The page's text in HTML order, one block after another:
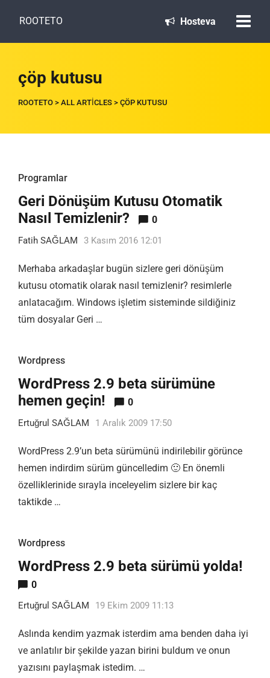
ROOTETO Hosteva
çöp kutusu
ROOTETO > ALL ARTICLES > ÇÖP KUTUSU
Programlar
Geri Dönüşüm Kutusu Otomatik
Nasıl Temizlenir?
0
Fatih SAĞLAM 3 Kasım 2016 12:01
Merhaba arkadaşlar bugün sizlere geri dönüşüm
kutusu otomatik olarak nasıl temizlenir? resimlerle
anlatacağım. Windows işletim sisteminde sildiğiniz
tüm dosyalar Geri …
Wordpress
WordPress 2.9 beta sürümüne
hemen geçin!
0
Ertuğrul SAĞLAM 1 Aralık 2009 17:50
WordPress 2.9’un beta sürümünü indirilebilir görünce
hemen indirdim sürüm güncelledim 🙂 En önemli
özelliklerinide sırayla inceleyelim sizlere bir kaç
taktikde …
Wordpress
WordPress 2.9 beta sürümü yolda!
0
Ertuğrul SAĞLAM 19 Ekim 2009 11:13
Aslında kendim yazmak isterdim ama benden daha iyi
ve anlatılır bir şekilde yazan birini buldum ve onun
yazısını paylaşmak istedim. …